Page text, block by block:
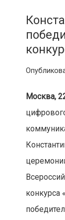
Москва,
конкурса